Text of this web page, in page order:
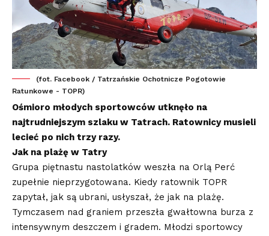
(fot. Facebook / Tatrzańskie Ochotnicze Pogotowie
Ratunkowe - TOPR)
Ośmioro młodych sportowców utknęło na
najtrudniejszym szlaku w Tatrach. Ratownicy musieli
lecieć po nich trzy razy.
Jak na plażę w Tatry
Grupa piętnastu nastolatków weszła na Orlą Perć
zupełnie nieprzygotowana. Kiedy ratownik TOPR
zapytał, jak są ubrani, usłyszał, że jak na plażę.
Tymczasem nad graniem przeszła gwałtowna burza z
intensywnym deszczem i gradem. Młodzi sportowcy